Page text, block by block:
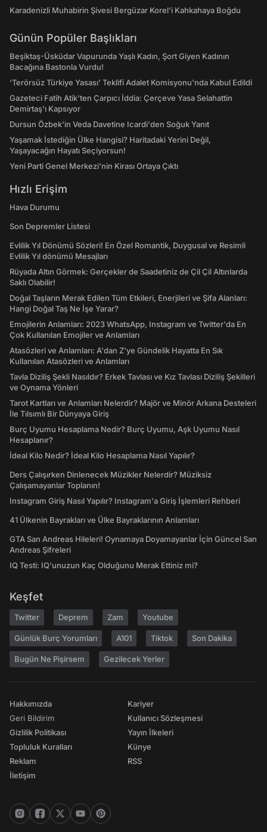
Karadenizli Muhabirin Şivesi Bergüzar Korel'i Kahkahaya Boğdu
Günün Popüler Başlıkları
Beşiktaş-Üsküdar Vapurunda Yaşlı Kadın, Şort Giyen Kadının
Bacağına Bastonla Vurdu!
‘Terörsüz Türkiye Yasası’ Teklifi Adalet Komisyonu'nda Kabul Edildi
Gazeteci Fatih Atik'ten Çarpıcı İddia: Çerçeve Yasa Selahattin
Demirtaş'ı Kapsıyor
Dursun Özbek'in Veda Davetine Icardi'den Soğuk Yanıt
Yaşamak İstediğin Ülke Hangisi? Haritadaki Yerini Değil,
Yaşayacağın Hayatı Seçiyorsun!
Yeni Parti Genel Merkezi'nin Kirası Ortaya Çıktı
Hızlı Erişim
Hava Durumu
Son Depremler Listesi
Evlilik Yıl Dönümü Sözleri! En Özel Romantik, Duygusal ve Resimli
Evlilik Yıl dönümü Mesajları
Rüyada Altın Görmek: Gerçekler de Saadetiniz de Çil Çil Altınlarda
Saklı Olabilir!
Doğal Taşların Merak Edilen Tüm Etkileri, Enerjileri ve Şifa Alanları:
Hangi Doğal Taş Ne İşe Yarar?
Emojilerin Anlamları: 2023 WhatsApp, Instagram ve Twitter'da En
Çok Kullanılan Emojiler ve Anlamları
Atasözleri ve Anlamları: A'dan Z'ye Gündelik Hayatta En Sık
Kullanılan Atasözleri ve Anlamları
Tavla Diziliş Şekli Nasıldır? Erkek Tavlası ve Kız Tavlası Diziliş Şekilleri
ve Oynama Yönleri
Tarot Kartları ve Anlamları Nelerdir? Majör ve Minör Arkana Desteleri
İle Tılsımlı Bir Dünyaya Giriş
Burç Uyumu Hesaplama Nedir? Burç Uyumu, Aşk Uyumu Nasıl
Hesaplanır?
İdeal Kilo Nedir? İdeal Kilo Hesaplama Nasıl Yapılır?
Ders Çalışırken Dinlenecek Müzikler Nelerdir? Müziksiz
Çalışamayanlar Toplanın!
Instagram Giriş Nasıl Yapılır? Instagram'a Giriş İşlemleri Rehberi
41 Ülkenin Bayrakları ve Ülke Bayraklarının Anlamları
GTA San Andreas Hileleri! Oynamaya Doyamayanlar İçin Güncel San
Andreas Şifreleri
IQ Testi: IQ'unuzun Kaç Olduğunu Merak Ettiniz mi?
Keşfet
Twitter Deprem Zam Youtube
Günlük Burç Yorumları A101 Tiktok Son Dakika
Bugün Ne Pişirsem Gezilecek Yerler
Hakkımızda
Geri Bildirim
Gizlilik Politikası
Topluluk Kuralları
Reklam
İletişim
Kariyer
Kullanıcı Sözleşmesi
Yayın İlkeleri
Künye
RSS